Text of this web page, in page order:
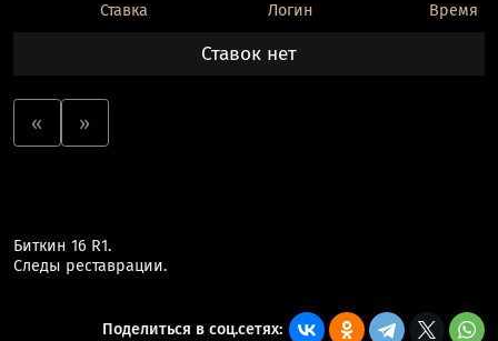
Ставка Логин Время
Ставок нет
« »
Биткин 16 R1.
Следы реставрации.
Поделиться в соц.сетях: